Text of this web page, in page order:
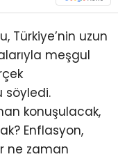
Türkiye’nin uzun
meşgul
söyledi.
konuşulacak,
Enflasyon,
ne zaman